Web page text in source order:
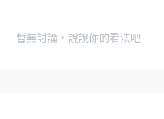
暫無討論，說說你的看法吧